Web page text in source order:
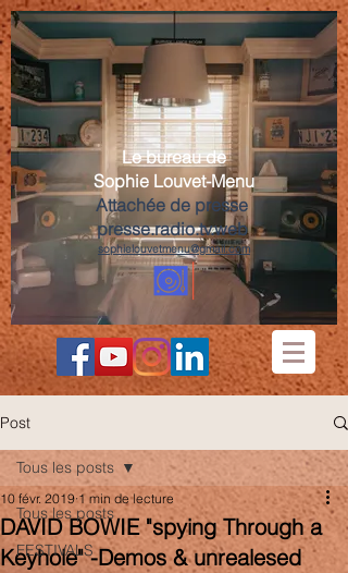
Le bureau de
Sophie Louvet-Menu
Attachée de presse
presse.radio.tv.web
sophielouvetmenu@gmail.com
Post
Tous les posts
FESTIVALS
Tous les posts
DAVID BOWIE "spying Through a
Keyhole" -Demos & unrealesed
10 févr. 2019 1 min de lecture